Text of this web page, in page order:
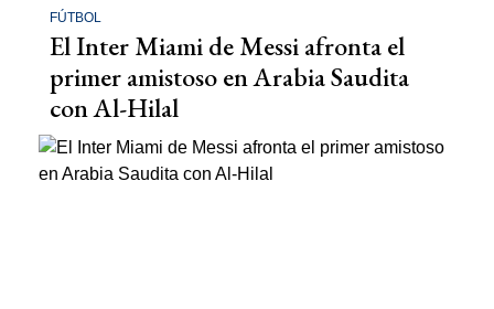
FÚTBOL
El Inter Miami de Messi afronta el
primer amistoso en Arabia Saudita
con Al-Hilal